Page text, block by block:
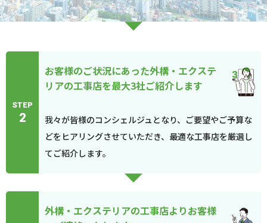
STEP
2
お客様のご状況にあった外構・エクステ
リアの工事店を最大3社ご紹介します
我々が皆様のコンシェルジュとなり、ご要望やご予算な
どをヒアリングさせていただき、最適な工事店を厳選し
てご紹介します。
外構・エクステリアの工事店よりお客様